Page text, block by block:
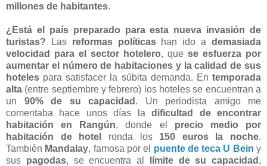
millones de habitantes.
¿Está el país preparado para esta nueva invasión de
turistas? Las reformas políticashan ido ademasiada
velocidad para el sector hotelero, que se esfuerza por
aumentar el número de habitaciones y la calidad de sus
hoteles para satisfacer la súbita demanda. En temporada
alta (entre septiembre y febrero) los hoteles se encuentran a
un 90% de su capacidad . Un periodista amigo me
comentaba hace unos días ladificultad de encontrar
habitación en Rangún, donde el precio medio por
habitación de hotel
ronda los 150 euros la noche.
También Mandalay, famosa por el puente de teca U Bein y
sus pagodas, se encuentra al límite de su capacidad ,